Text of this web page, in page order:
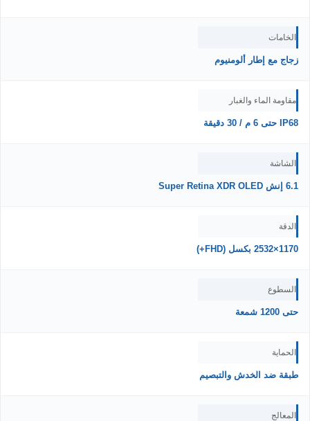
الخامات
زجاج مع إطار ألومنيوم
مقاومة الماء والغبار
IP68 حتى 6 م / 30 دقيقة
الشاشة
6.1 إنش Super Retina XDR OLED
الدقة
1170×2532 بكسل (FHD+)
السطوع
حتى 1200 شمعة
الحماية
طبقة ضد الخدش والتبصيم
المعالج